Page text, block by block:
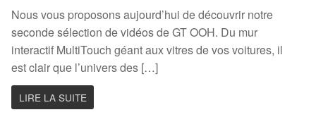
Nous vous proposons aujourd’hui de découvrir notre
seconde sélection de vidéos de GT OOH. Du mur
interactif MultiTouch géant aux vitres de vos voitures, il
est clair que l’univers des […]
LIRE LA SUITE